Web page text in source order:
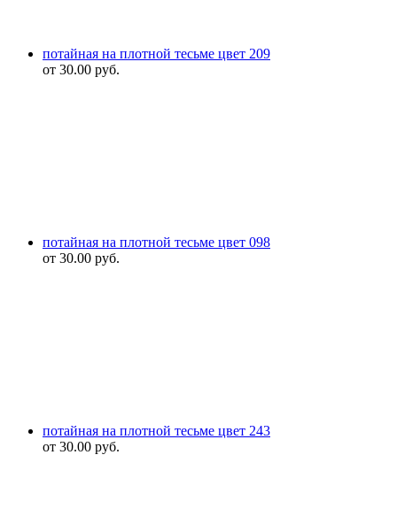
потайная на плотной тесьме цвет 209
от 30.00 руб.
потайная на плотной тесьме цвет 098
от 30.00 руб.
потайная на плотной тесьме цвет 243
от 30.00 руб.